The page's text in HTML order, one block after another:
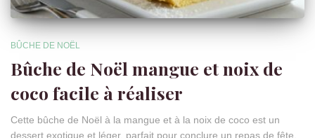
BÛCHE DE NOËL
Bûche de Noël mangue et noix de
coco facile à réaliser
Cette bûche de Noël à la mangue et à la noix de coco est un
dessert exotique et léger, parfait pour conclure un repas de fête.